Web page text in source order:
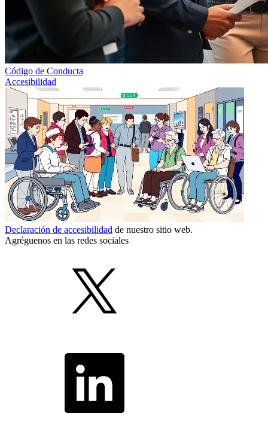
Código de Conducta
Accesibilidad
Declaración de accesibilidad de nuestro sitio web.
Agréguenos en las redes sociales